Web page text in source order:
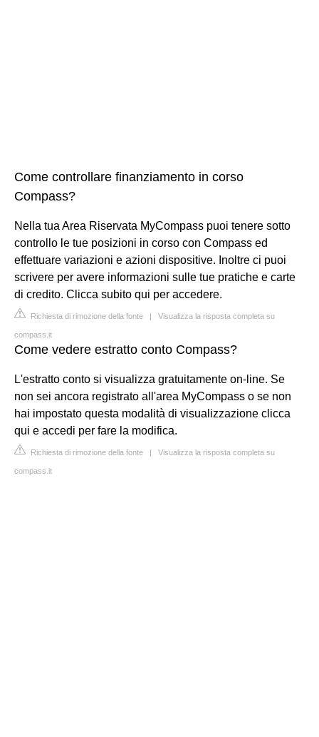
Come controllare finanziamento in corso
Compass?
Nella tua Area Riservata MyCompass puoi tenere sotto
controllo le tue posizioni in corso con Compass ed
effettuare variazioni e azioni dispositive. Inoltre ci puoi
scrivere per avere informazioni sulle tue pratiche e carte
di credito. Clicca subito qui per accedere.
Richiesta di rimozione della fonte | Visualizza la risposta completa su
compass.it
Come vedere estratto conto Compass?
L'estratto conto si visualizza gratuitamente on-line. Se
non sei ancora registrato all'area MyCompass o se non
hai impostato questa modalità di visualizzazione clicca
qui e accedi per fare la modifica.
Richiesta di rimozione della fonte | Visualizza la risposta completa su
compass.it